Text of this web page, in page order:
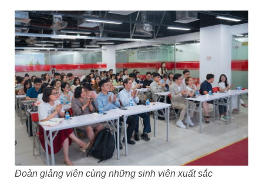
Đoàn giảng viên cùng những sinh viên xuất sắc